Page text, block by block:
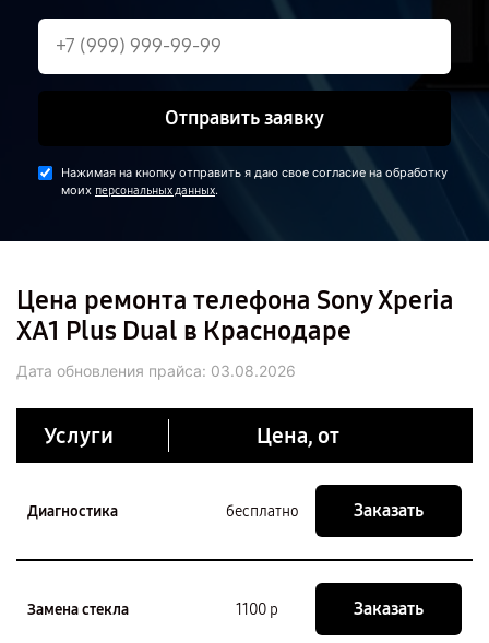
Отправить заявку
Нажимая на кнопку отправить я даю свое согласие на обработку
моих персональных данных.
Цена ремонта телефона Sony Xperia
XA1 Plus Dual в Краснодаре
Дата обновления прайса: 03.08.2026
Услуги Цена, от
Диагностика бесплатно Заказать
Замена стекла 1100 р Заказать